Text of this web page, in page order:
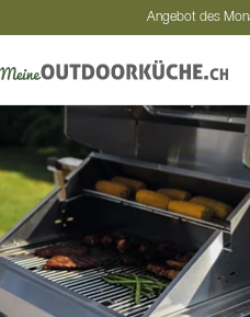
Angebot des
Angebot des